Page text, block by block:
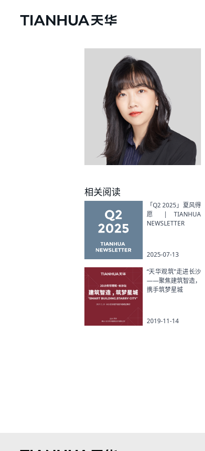
相关阅读
「Q2 2025」夏风得
愿 | TIANHUA
NEWSLETTER
2025-07-13
“天华观筑”走进长沙
——聚焦建筑智造，
携手筑梦星城
2019-11-14